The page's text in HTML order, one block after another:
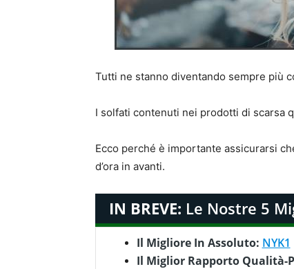
Tutti ne stanno diventando sempre più
I solfati contenuti nei prodotti di scarsa
Ecco perché è importante assicurarsi
d’ora in avanti.
IN BREVE: Le Nostre 5
Il Migliore In Assoluto: NYK1
Il Miglior Rapporto Qualità-